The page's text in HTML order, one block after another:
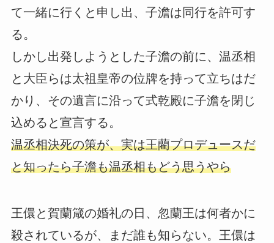
て一緒に行くと申し出、子澹は同行を許可す
る。
しかし出発しようとした子澹の前に、温丞相
と大臣らは太祖皇帝の位牌を持って立ちはだ
かり、その遺言に沿って式乾殿に子澹を閉じ
込めると宣言する。
温丞相決死の策が、実は王藺プロデュースだ
と知ったら子澹も温丞相もどう思うやら
王儇と賀蘭箴の婚礼の日、忽蘭王は何者かに
殺されているが、まだ誰も知らない。王儇は